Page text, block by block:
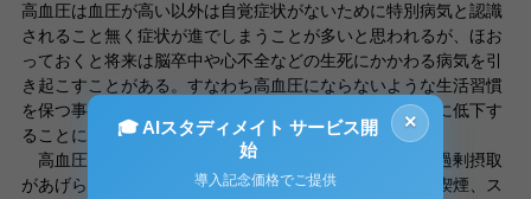
高血圧は血圧が高い以外は自覚症状がないために特別病気と認識
されること無く症状が進でしまうことが多いと思われるが、ほお
っておくと将来は脳卒中や心不全などの生死にかかわる病気を引
き起こすことがある。すなわち高血圧にならないような生活習慣
を保つ事ができれば他の生活習慣病になるリスクは劇的に低下す
ることになる。
高血圧の主な原因としてもっとも重要なものに塩分の過剰摂取
があげられ、その他には運動不足、肥満、アルコール、喫煙、ス
×
🎓 AIスタディメイト サービス開
始
導入記念価格でご提供